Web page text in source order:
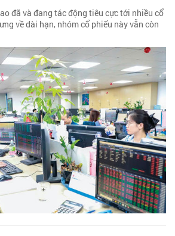
đã và đang tác động tiêu cực tới nhiều cổ
về dài hạn, nhóm cổ phiếu này vẫn còn